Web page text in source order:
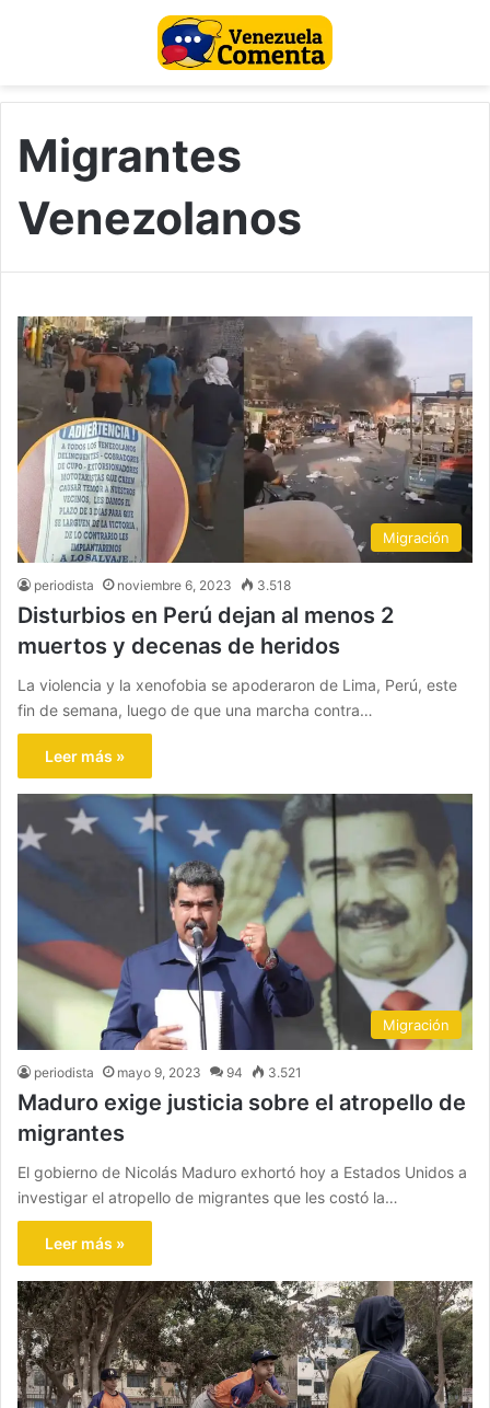
Migrantes
Venezolanos
Migración
periodista noviembre 6, 2023 3.518
Disturbios en Perú dejan al menos 2
muertos y decenas de heridos
La violencia y la xenofobia se apoderaron de Lima, Perú, este
fin de semana, luego de que una marcha contra…
Leer más »
Migración
periodista mayo 9, 2023 94 3.521
Maduro exige justicia sobre el atropello de
migrantes
El gobierno de Nicolás Maduro exhortó hoy a Estados Unidos a
investigar el atropello de migrantes que les costó la…
Leer más »